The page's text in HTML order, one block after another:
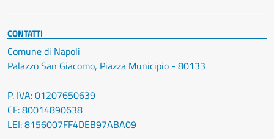
CONTATTI
Comune di Napoli
Palazzo San Giacomo, Piazza Municipio - 80133
P. IVA: 01207650639
CF: 80014890638
LEI: 8156007FF4DEB97ABA09